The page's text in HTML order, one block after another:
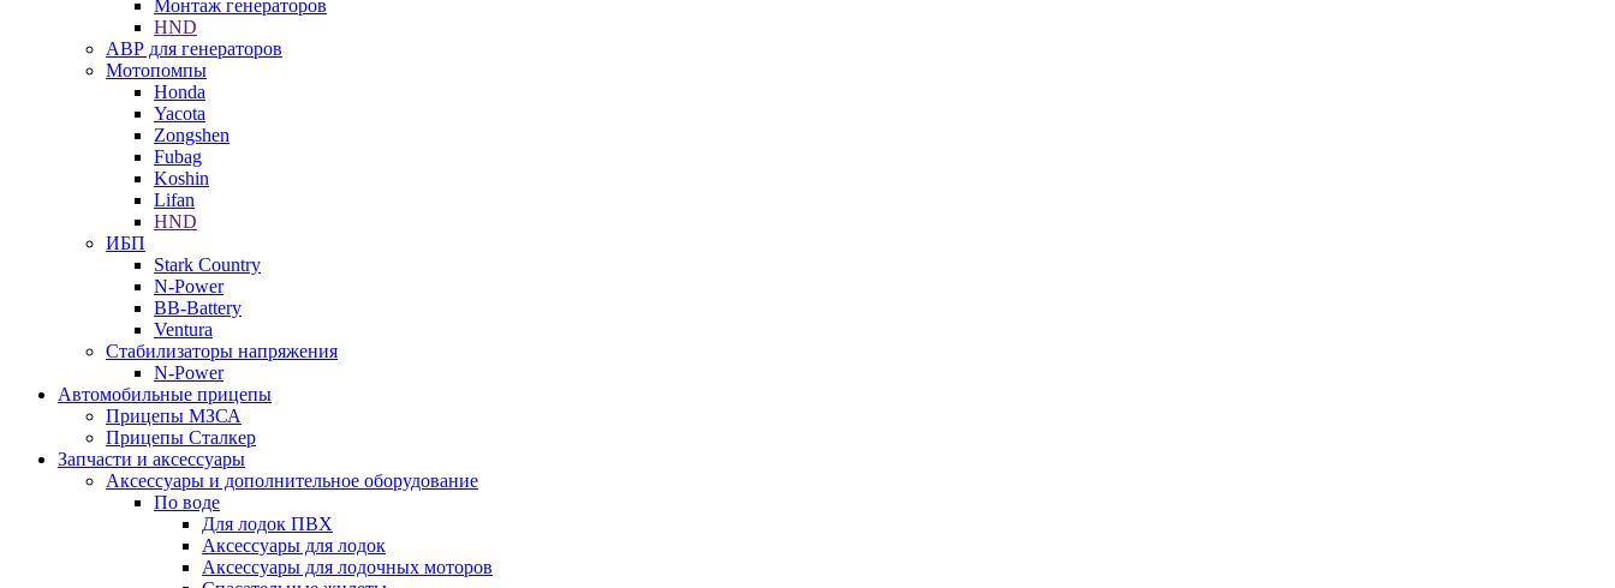
Монтаж генераторов
HND
АВР для генераторов
Мотопомпы
Honda
Yacota
Zongshen
Fubag
Koshin
Lifan
HND
ИБП
Stark Country
N-Power
BB-Battery
Ventura
Стабилизаторы напряжения
N-Power
Автомобильные прицепы
Прицепы МЗСА
Прицепы Сталкер
Запчасти и аксессуары
Аксессуары и дополнительное оборудование
По воде
Для лодок ПВХ
Аксессуары для лодок
Аксессуары для лодочных моторов